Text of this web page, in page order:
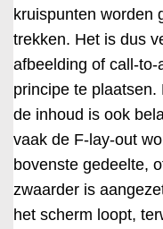
kruispunten worden
trekken. Het is dus
afbeelding of call-
principe te
de inhoud is ook
vaak de F-lay-out
bovenste gedeelte,
zwaarder is
het scherm loopt,